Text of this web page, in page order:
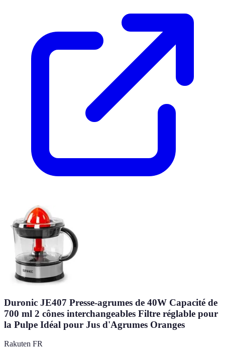
Duronic JE407 Presse-agrumes de 40W Capacité de
700 ml 2 cônes interchangeables Filtre réglable pour
la Pulpe Idéal pour Jus d'Agrumes Oranges
Rakuten FR